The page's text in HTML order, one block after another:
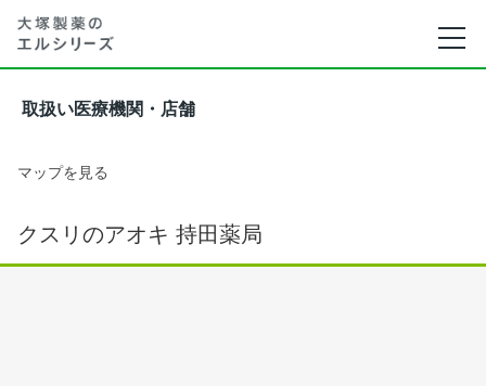
取扱い医療機関・店舗
マップを見る
クスリのアオキ 持田薬局